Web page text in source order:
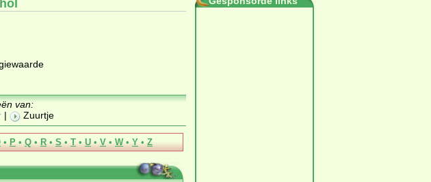
van:
| Zuurtje
• P • Q • R • S • T • U • V • W • Y • Z